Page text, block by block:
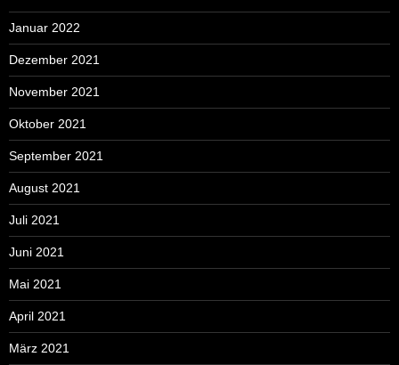
Januar 2022
Dezember 2021
November 2021
Oktober 2021
September 2021
August 2021
Juli 2021
Juni 2021
Mai 2021
April 2021
März 2021